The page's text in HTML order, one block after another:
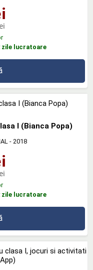
zile lucratoare
I (Bianca Popa)
- 2018
zile lucratoare